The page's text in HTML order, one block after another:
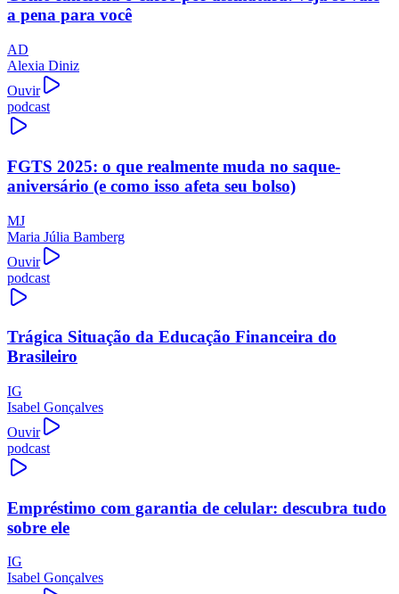
a pena para você
AD
Alexia Diniz
Ouvir
podcast
FGTS 2025: o que realmente muda no saque-
aniversário (e como isso afeta seu bolso)
MJ
Maria Júlia Bamberg
Ouvir
podcast
Trágica Situação da Educação Financeira do
Brasileiro
IG
Isabel Gonçalves
Ouvir
podcast
Empréstimo com garantia de celular: descubra tudo
sobre ele
IG
Isabel Gonçalves